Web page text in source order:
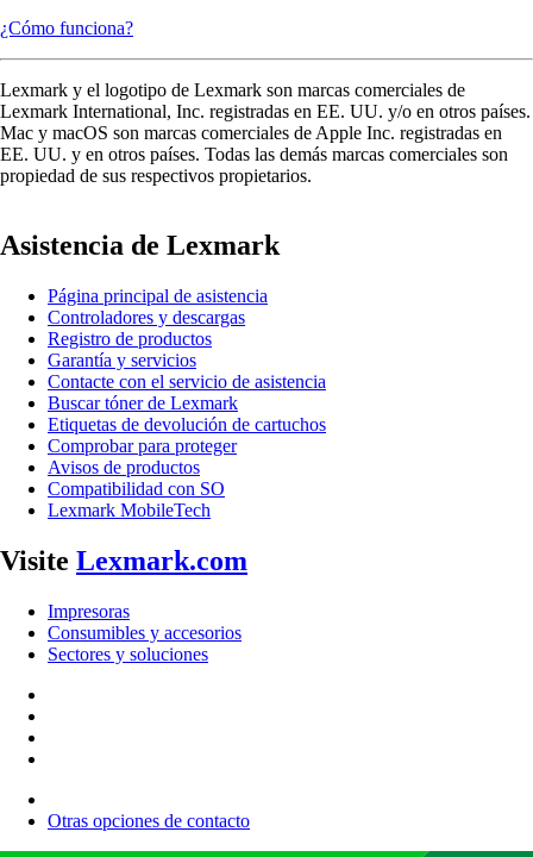
¿Cómo funciona?
Lexmark y el logotipo de Lexmark son marcas comerciales de
Lexmark International, Inc. registradas en EE. UU. y/o en otros países.
Mac y macOS son marcas comerciales de Apple Inc. registradas en
EE. UU. y en otros países. Todas las demás marcas comerciales son
propiedad de sus respectivos propietarios.
Asistencia de Lexmark
Página principal de asistencia
Controladores y descargas
Registro de productos
Garantía y servicios
Contacte con el servicio de asistencia
Buscar tóner de Lexmark
Etiquetas de devolución de cartuchos
Comprobar para proteger
Avisos de productos
Compatibilidad con SO
Lexmark MobileTech
Visite Lexmark.com
Impresoras
Consumibles y accesorios
Sectores y soluciones
Otras opciones de contacto